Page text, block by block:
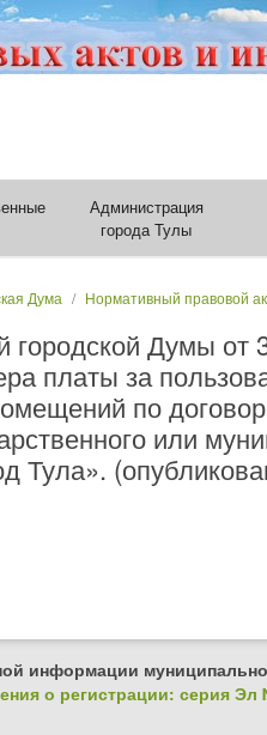
Администрация
города Тулы
Дума Нормативный правовой
городской Думы
платы за
по
или
Тула».
информации
о регистрации: серия Эл